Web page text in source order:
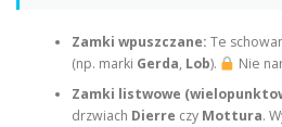
Zamki wpuszczane: Te
(np. marki Gerda, Lob).
Nie
Zamki listwowe
drzwiach Dierre czy Mottura.